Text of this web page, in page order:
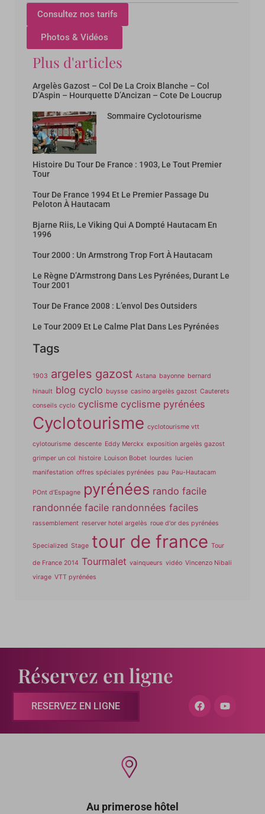
Consultez nos tarifs
Photos & Vidéos
Plus d'articles
Argelès Gazost – Col De La Croix Blanche – Col
D’Aspin – Hourquette D’Ancizan – Cote De Loucrup
Sommaire Cyclotourisme
Histoire Du Tour De France : 1903, Le Tout Premier
Tour
Tour De France 1994 Et Le Premier Passage Du
Peloton À Hautacam
Bjarne Riis, Le Viking Qui A Dompté Hautacam En
1996
Tour 2000 : Un Armstrong Trop Fort À Hautacam
Le Règne D’Armstrong Dans Les Pyrénées, Durant Le
Tour 2001
Tour De France 2008 : L’envol Des Outsiders
Le Tour 2009 Et Le Calme Plat Dans Les Pyrénées
Tags
1903 argeles gazost Astana bayonne bernard
hinault blog cyclo buysse casino argelès gazost Cauterets
conseils cyclo cyclisme cyclisme pyrénées
Cyclotourisme cyclotourisme vtt
cylotourisme descente Eddy Merckx exposition argelès gazost
grimper un col histoire Louison Bobet lourdes lucien
manifestation offres spéciales pyrénées pau Pau-Hautacam
POnt d'Espagne pyrénées rando facile
randonnée facile randonnées faciles
rassemblement reserver hotel argelès roue d'or des pyrénées
Specialized Stage tour de france Tour
de France 2014 Tourmalet vainqueurs vidéo Vincenzo Nibali
virage VTT pyrénées
Réservez en ligne
RESERVEZ EN LIGNE
Au primerose hôtel